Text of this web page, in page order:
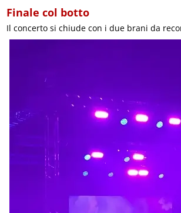
Finale col botto
Il concerto si chiude con i due brani da